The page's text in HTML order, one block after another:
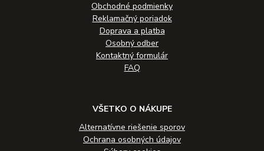
Obchodné podmienky
Reklamačný poriadok
Doprava a platba
Osobný odber
Kontaktný formulár
FAQ
VŠETKO O NÁKUPE
Alternatívne riešenie sporov
Ochrana osobných údajov